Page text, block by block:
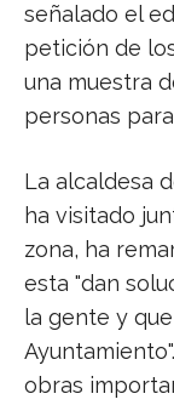
señalado el
petición de
una muestra
personas
La alcaldesa
ha visitado
zona, ha
esta "dan
la gente y
obras